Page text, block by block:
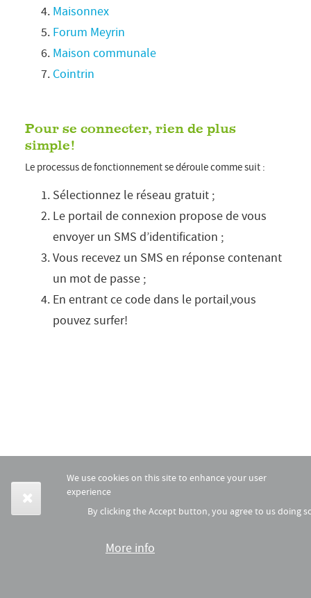
Maisonnex
Forum Meyrin
Maison communale
Cointrin
Pour se connecter, rien de plus
simple!
Le processus de fonctionnement se déroule comme suit :
Sélectionnez le réseau gratuit ;
Le portail de connexion propose de vous
envoyer un SMS d’identification ;
Vous recevez un SMS en réponse contenant
un mot de passe ;
En entrant ce code dans le portail,vous
pouvez surfer!
We use cookies on this site to enhance your user
experience
By clicking the Accept button, you agree to us doing
More info